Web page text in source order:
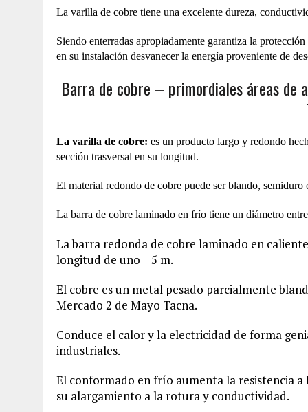
La varilla de cobre tiene una excelente dureza,
Siendo enterradas apropiadamente garantiza la
en su instalación desvanecer la energía proveniente de
Barra de cobre – primordiales áreas de
La varilla de cobre: es un producto largo y redondo
sección trasversal en su longitud.
El material redondo de cobre puede ser blando,
La barra de cobre laminado en frío tiene un diámetro
La barra redonda de cobre laminado en
longitud de uno – 5 m.
El cobre es un metal pesado parcialmente
Mercado 2 de Mayo Tacna.
Conduce el calor y la electricidad de forma
industriales.
El conformado en frío aumenta la resistencia
su alargamiento a la rotura y conductividad.